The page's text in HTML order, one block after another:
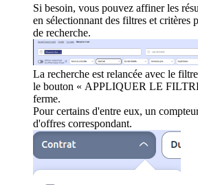
Si besoin, vous pouvez affiner les
en sélectionnant des filtres et critères
de recherche.
La recherche est relancée avec le
le bouton « APPLIQUER LE
ferme.
Pour certains d'entre eux, un
d'offres correspondant.